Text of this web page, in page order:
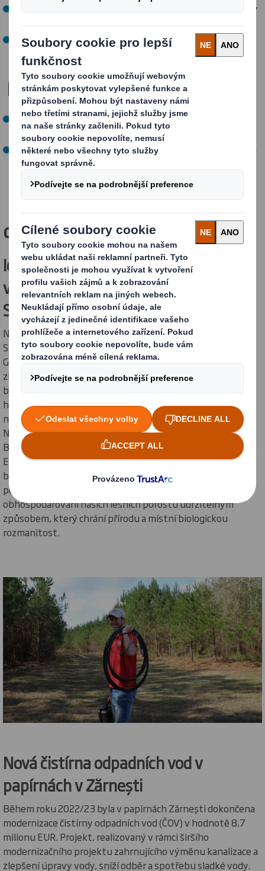
Do roku 2025 zavést v každé z našich papíren programy
na ochranu biologické rozmanitosti.
Do roku 2025 vybavit 100 % papíren a balicích závodů
plány hospodaření s vodou.
Naše cíle PRO BUDOUCNOST
Stanovit cíle pro obnovu přírody na základě vědecky
podloženého přístupu.
Do roku 2030 snížit intenzitu odběru vody v papírnách
ohrožených nedostatkem vody o 10 % oproti roku
2019.
Jak toho
dosahujeme?
Identifikace a sledování ohrožených a
vzácných druhů v našich lesích v
Severní Americe
Náš severoamerický lesnický tým ve spolupráci s Warnell
School of Forestry and Natural Resources na University of
Georgia realizuje třífázový projekt zaměřený na měření a
zlepšování místní biologické rozmanitosti. V našem lese
bylo nalezeno několik druhů, které byly označeny jako
hodné ochranářského zájmu. Byly použity různé nástroje,
například aplikace iNaturalist, materiály Smithsonian
National Museum of Natural History, webové stránky
Backyard Bird a online systém U.S. Fish and Wildlife Service
Environmental Conservation. Na základě této práce
budeme i nadále využívat nejnovější technologie,
pozorovací metody a metody ochrany k aktivnímu
obhospodařování našich lesních porostů udržitelným
způsobem, který chrání přírodu a místní biologickou
rozmanitost.
Nová čistírna odpadních vod v
papírnách v Zărnești
Během roku 2022/23 byla v papírnách Zărnești dokončena
modernizace čistírny odpadních vod (ČOV) v hodnotě 8,7
milionu EUR. Projekt, realizovaný v rámci širšího
modernizačního projektu zahrnujícího výměnu kanalizace a
zlepšení úpravy vody, sníží odběr a spotřebu sladké vody.